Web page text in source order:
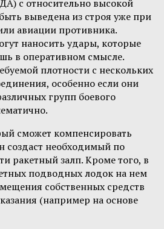
с относительно высокой
выведена из строя уже при
авиации противника.
наносить удары, которые
в оперативном смысле.
плотности с нескольких
особенно если они
групп боевого
сможет компенсировать
создаст необходимый по
ракетный залп. Кроме того, в
подводных лодок на нем
собственных средств
(например на основе